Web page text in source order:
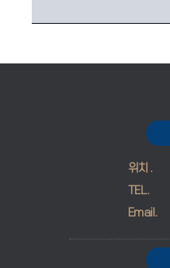
위치.
TEL.
Email.